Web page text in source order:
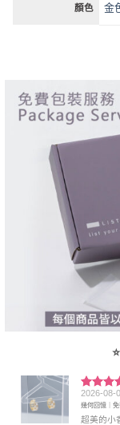
顏色 金
評分5
分 5
2026-08-
幾何回憶｜
超美的小